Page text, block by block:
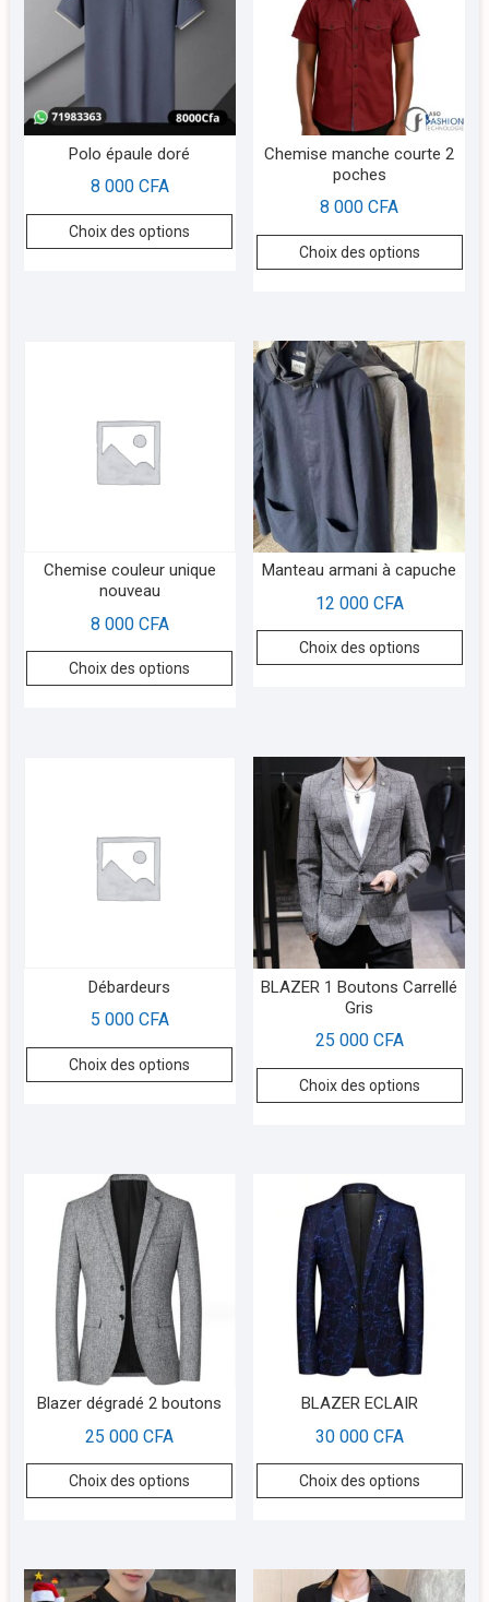
Polo épaule doré
8 000 CFA
Choix des options
Chemise manche courte 2
poches
8 000CFA
Choix des options
Chemise couleur unique
nouveau
8 000 CFA
Choix des options
Manteau armani à capuche
12 000 CFA
Choix des options
Débardeurs
5 000 CFA
Choix des options
BLAZER 1 Boutons Carrellé
Gris
25 000 CFA
Choix des options
Blazer dégradé 2 boutons
25 000CFA
Choix des options
BLAZER ECLAIR
30 000 CFA
Choix des options